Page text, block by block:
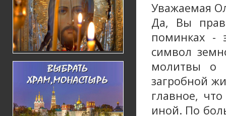
Уважаемая
Да, Вы
поминках -
символ
молитвы о
загробной
главное,
иной. По